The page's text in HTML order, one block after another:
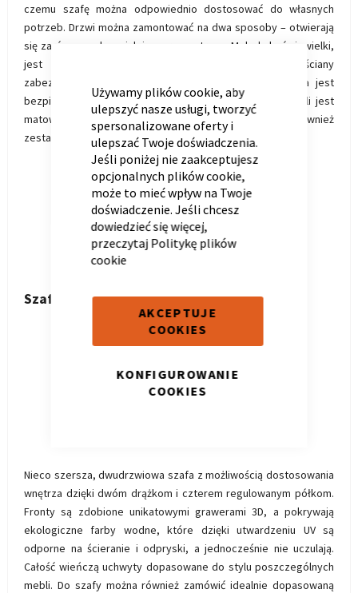
CLOSE
COOKIE
BAR
Używamy plików cookie, aby
ulepszyć nasze usługi, tworzyć
spersonalizowane oferty i
ulepszać Twoje doświadczenia.
Jeśli poniżej nie zaakceptujesz
opcjonalnych plików cookie,
może to mieć wpływ na Twoje
doświadczenie. Jeśli chcesz
dowiedzieć się więcej,
przeczytaj Politykę plików
cookie
AKCEPTUJE
COOKIES
KONFIGUROWANIE
COOKIES
czemu szafę można odpowiednio dostosować do własnych
potrzeb. Drzwi można zamontować na dwa sposoby – otwierają
się zarówno na lewą jak i na prawą stronę. Mebel choć niewielki,
jest bardzo stabilny — pasek zamocowany do ściany
zabezpiecza przed przewracaniem, dzięki czemu szafa jest
bezpieczna dla dzieci w każdym wieku. Większość mebli jest
matowa, ale wśród kolekcji młodzieżowych oferujemy również
zestawy na wysoki połysk.
Szafa młodzieżowa 100
Nieco szersza, dwudrzwiowa szafa z możliwością dostosowania
wnętrza dzięki dwóm drążkom i czterem regulowanym półkom.
Fronty są zdobione unikatowymi grawerami 3D, a pokrywają
ekologiczne farby wodne, które dzięki utwardzeniu UV są
odporne na ścieranie i odpryski, a jednocześnie nie uczulają.
Całość wieńczą uchwyty dopasowane do stylu poszczególnych
mebli. Do szafy można również zamówić idealnie dopasowaną